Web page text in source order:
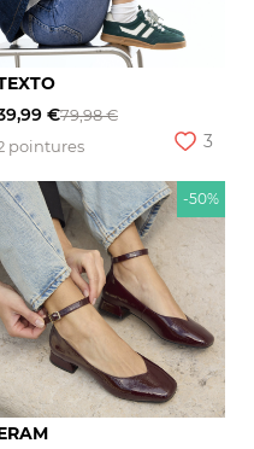
€79,98 €
pointures
3
-50%